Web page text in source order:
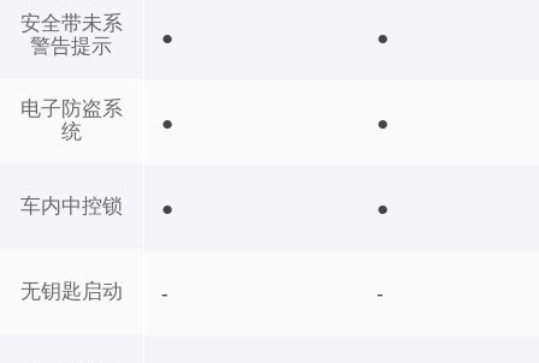
安全带未系
警告提示
电子防盗系
统
车内中控锁
无钥匙启动
● ●
● ●
● ●
- -